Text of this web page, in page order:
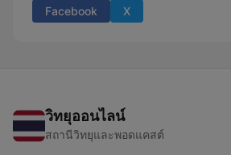
Facebook X
วิทยุออนไลน์
สถานีวิทยุและพอดแคสต์